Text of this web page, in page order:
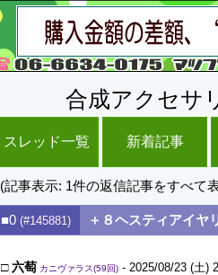
合成アクセサ
スレッド一覧 新着記事
(記事表示: 1件の返信記事をすべて
■0 (#145881) ＋８ヘスティアイ
□六萄 カニヴァラス(59回) - 2025/08/23 (土)